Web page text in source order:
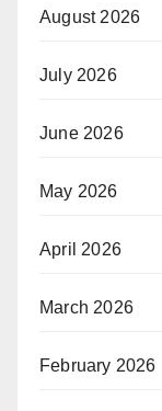
August 2026
July 2026
June 2026
May 2026
April 2026
March 2026
February 2026